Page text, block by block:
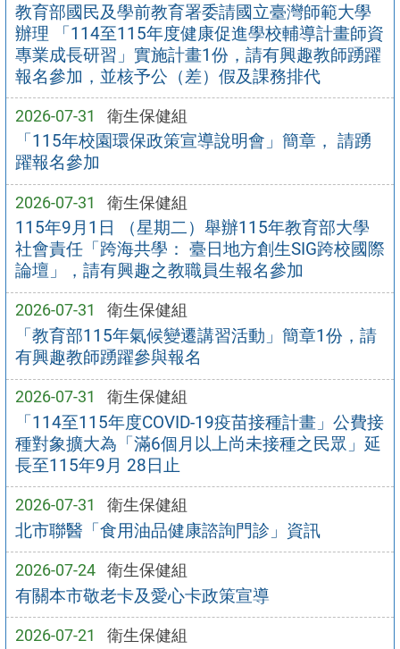
教育部國民及學前教育署委請國立臺灣師範大學
辦理 「114至115年度健康促進學校輔導計畫師資
專業成長研習」實施計畫1份，請有興趣教師踴躍
報名參加，並核予公（差）假及課務排代
2026-07-31 衛生保健組
「115年校園環保政策宣導說明會」簡章， 請踴
躍報名參加
2026-07-31 衛生保健組
115年9月1日 （星期二）舉辦115年教育部大學
社會責任「跨海共學： 臺日地方創生SIG跨校國際
論壇」，請有興趣之教職員生報名參加
2026-07-31 衛生保健組
「教育部115年氣候變遷講習活動」簡章1份，請
有興趣教師踴躍參與報名
2026-07-31 衛生保健組
「114至115年度COVID-19疫苗接種計畫」公費接
種對象擴大為「滿6個月以上尚未接種之民眾」延
長至115年9月 28日止
2026-07-31 衛生保健組
北市聯醫「食用油品健康諮詢門診」資訊
2026-07-24 衛生保健組
有關本市敬老卡及愛心卡政策宣導
2026-07-21 衛生保健組